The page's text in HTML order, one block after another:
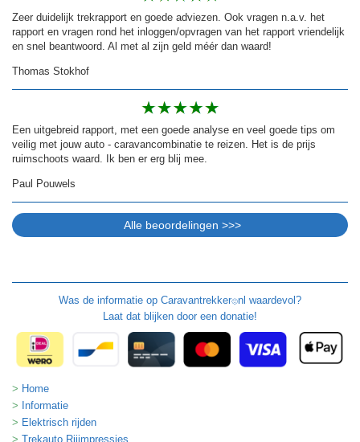
Zeer duidelijk trekrapport en goede adviezen. Ook vragen n.a.v. het
rapport en vragen rond het inloggen/opvragen van het rapport vriendelijk
en snel beantwoord. Al met al zijn geld méér dan waard!
Thomas Stokhof
Een uitgebreid rapport, met een goede analyse en veel goede tips om
veilig met jouw auto - caravancombinatie te reizen. Het is de prijs
ruimschoots waard. Ik ben er erg blij mee.
Paul Pouwels
Was de informatie op Caravantrekker🙂nl waardevol?
Laat dat blijken door een donatie!
Home
Informatie
Elektrisch rijden
Trekauto Rijimpressies